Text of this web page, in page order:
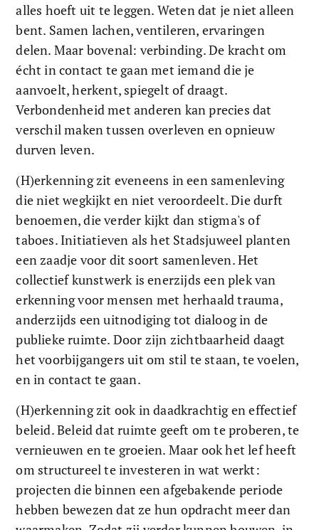
alles hoeft uit te leggen. Weten dat je niet alleen
bent. Samen lachen, ventileren, ervaringen
delen. Maar bovenal: verbinding. De kracht om
écht in contact te gaan met iemand die je
aanvoelt, herkent, spiegelt of draagt.
Verbondenheid met anderen kan precies dat
verschil maken tussen overleven en opnieuw
durven leven.
(H)erkenning zit eveneens in een samenleving
die niet wegkijkt en niet veroordeelt. Die durft
benoemen, die verder kijkt dan stigma's of
taboes. Initiatieven als het Stadsjuweel planten
een zaadje voor dit soort samenleven. Het
collectief kunstwerk is enerzijds een plek van
erkenning voor mensen met herhaald trauma,
anderzijds een uitnodiging tot dialoog in de
publieke ruimte. Door zijn zichtbaarheid daagt
het voorbijgangers uit om stil te staan, te voelen,
en in contact te gaan.
(H)erkenning zit ook in daadkrachtig en effectief
beleid. Beleid dat ruimte geeft om te proberen, te
vernieuwen en te groeien. Maar ook het lef heeft
om structureel te investeren in wat werkt:
projecten die binnen een afgebakende periode
hebben bewezen dat ze hun opdracht meer dan